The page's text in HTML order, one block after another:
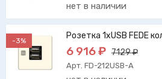
нет в наличии
-3% Розетка 1xUSB FEDE
6 916 ₽ 7129 ₽
Арт. FD-212USB-A